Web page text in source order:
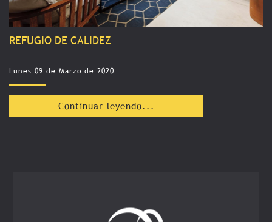
REFUGIO DE CALIDEZ
Lunes 09 de Marzo de 2020
Continuar leyendo...